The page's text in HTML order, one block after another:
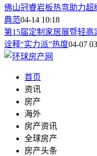
佛山冠睿岩板热弯助力超
典范04-14 10:18
第15届定制家居展暨轻高
诠释“实力派”热度04-07
首页
资讯
房产
海外
房产资讯
全球房产
房产头条